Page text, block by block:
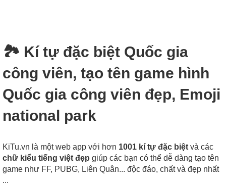
🏞 Kí tự đặc biệt Quốc gia
công viên, tạo tên game hình
Quốc gia công viên đẹp, Emoji
national park
KiTu.vn là một web app với hơn 1001 kí tự đặc biệt và các
chữ kiểu tiếng việt đẹp giúp các bạn có thể dễ dàng tạo tên
game như FF, PUBG, Liên Quân... độc đáo, chất và đẹp nhất
...